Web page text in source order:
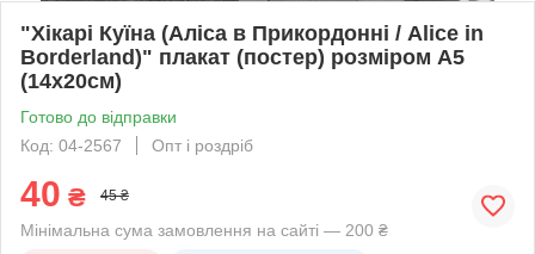
"Хікарі Куїна (Аліса в Прикордонні / Alice in
Borderland)" плакат (постер) розміром А5
(14х20см)
Готово до відправки
Код: 04-2567
Опт і роздріб
40 ₴ 45 ₴
Мінімальна сума замовлення на сайті — 200 ₴